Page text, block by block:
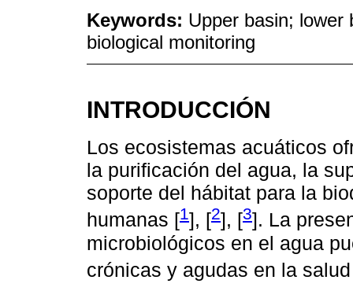
Keywords: Upper basin; lower
biological monitoring
INTRODUCCIÓN
Los ecosistemas acuáticos
la purificación del agua, la
soporte del hábitat para la
humanas [1], [2], [3]. La
microbiológicos en el agua
crónicas y agudas en la